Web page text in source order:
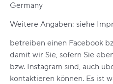
Germany
Weitere Angaben: siehe
betreiben einen Facebook
damit wir Sie, sofern Sie
bzw. Instagram sind, auch
kontaktieren können. Es ist